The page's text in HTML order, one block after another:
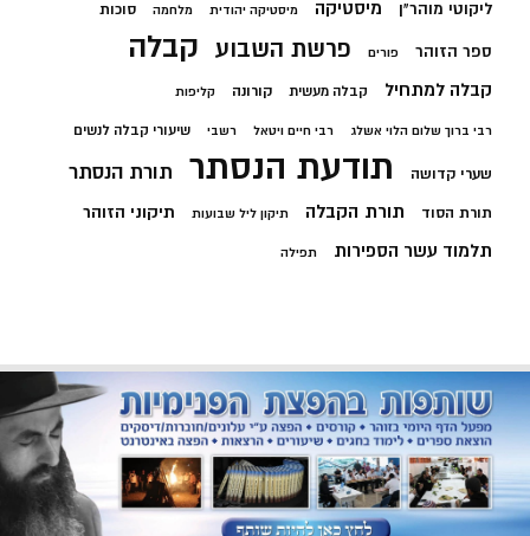
ליקוטי מוהר"ן מיסטיקה מיסטיקה יהודית מלחמה סוכות
ספר הזוהר פורים פרשת השבוע קבלה
קבלה למתחיל קבלה מעשית קורונה קליפות
רבי ברוך שלום הלוי אשלג רבי חיים ויטאל רשבי שיעורי קבלה לנשים
שערי קדושה תודעת הנסתר תורת הנסתר
תורת הסוד תורת הקבלה תיקון ליל שבועות תיקוני הזוהר
תלמוד עשר הספירות תפילה